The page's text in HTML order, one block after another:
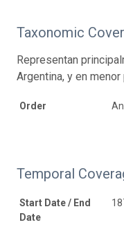
Taxonomic
Representan
Argentina, y en
Order
Temporal
Start Date / End
Date